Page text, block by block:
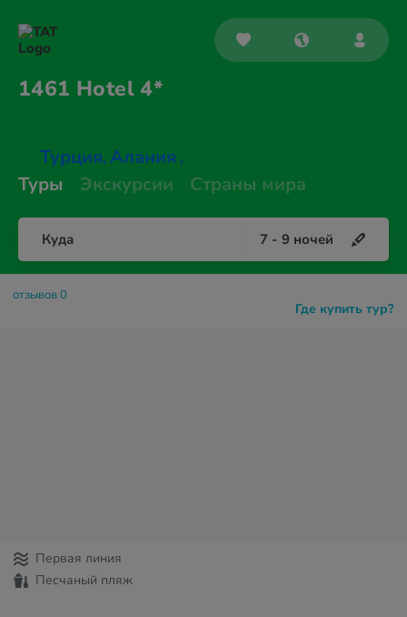
1461 Hotel 4*
Турция, Алания ,
Туры Экскурсии Страны мира
Куда 7 - 9 ночей
Где купить тур?
отзывов 0
Первая линия
Песчаный пляж